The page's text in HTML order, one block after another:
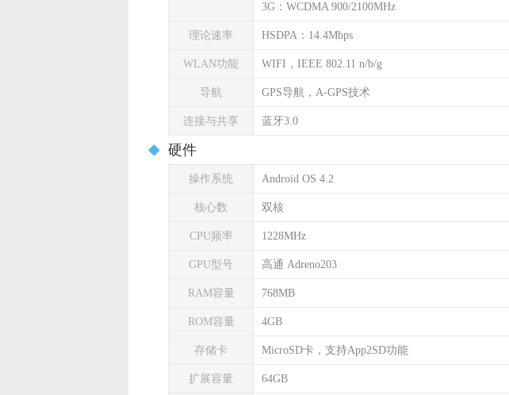
3G：WCDMA 900/2100MHz
理论速率 HSDPA：14.4Mbps
WLAN功能 WIFI，IEEE 802.11 n/b/g
导航 GPS导航，A-GPS技术
连接与共享 蓝牙3.0
硬件
操作系统 Android OS 4.2
核心数 双核
CPU频率 1228MHz
GPU型号 高通 Adreno203
RAM容量 768MB
ROM容量 4GB
存储卡 MicroSD卡，支持App2SD功能
扩展容量 64GB